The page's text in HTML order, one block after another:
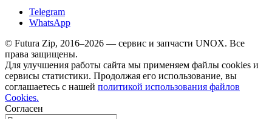
Telegram
WhatsApp
© Futura Zip, 2016–2026 — сервис и запчасти UNOX. Все
права защищены.
Для улучшения работы сайта мы применяем файлы cookies и
сервисы статистики. Продолжая его использование, вы
соглашаетесь с нашей политикой использования файлов
Cookies.
Согласен